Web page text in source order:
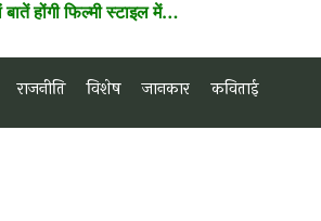
बातें होंगी फिल्मी स्टाइल में…
राजनीति विशेष जानकार कविताई